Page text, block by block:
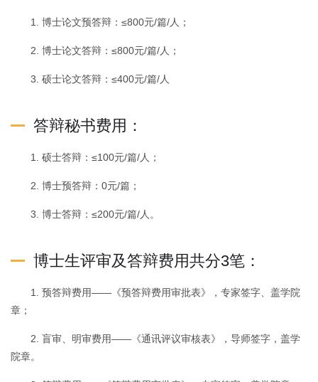
1. 博士论文预答辩：≤800元/篇/人；
2. 博士论文答辩：≤800元/篇/人；
3. 硕士论文答辩：≤400元/篇/人
答辩秘书费用：
1. 硕士答辩：≤100元/篇/人；
2. 博士预答辩：0元/篇；
3. 博士答辩：≤200元/篇/人。
博士生评审及答辩费用共分3笔：
1. 预答辩费用——《预答辩费用审批表》，专家签字、盖学院
章；
2. 盲审、明审费用——《通讯评议审核表》，导师签字，盖学
院章。